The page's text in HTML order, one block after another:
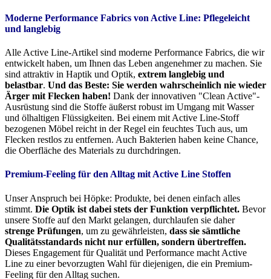
Moderne Performance Fabrics von Active Line: Pflegeleicht
und langlebig
Alle Active Line-Artikel sind moderne Performance Fabrics, die wir
entwickelt haben, um Ihnen das Leben angenehmer zu machen. Sie
sind attraktiv in Haptik und Optik, extrem langlebig und
belastbar. Und das Beste: Sie werden wahrscheinlich nie wieder
Ärger mit Flecken haben! Dank der innovativen "Clean Active"-
Ausrüstung sind die Stoffe äußerst robust im Umgang mit Wasser
und ölhaltigen Flüssigkeiten. Bei einem mit Active Line-Stoff
bezogenen Möbel reicht in der Regel ein feuchtes Tuch aus, um
Flecken restlos zu entfernen. Auch Bakterien haben keine Chance,
die Oberfläche des Materials zu durchdringen.
Premium-Feeling für den Alltag mit Active Line Stoffen
Unser Anspruch bei Höpke: Produkte, bei denen einfach alles
stimmt. Die Optik ist dabei stets der Funktion verpflichtet. Bevor
unsere Stoffe auf den Markt gelangen, durchlaufen sie daher
strenge Prüfungen, um zu gewährleisten, dass sie sämtliche
Qualitätsstandards nicht nur erfüllen, sondern übertreffen.
Dieses Engagement für Qualität und Performance macht Active
Line zu einer bevorzugten Wahl für diejenigen, die ein Premium-
Feeling für den Alltag suchen.